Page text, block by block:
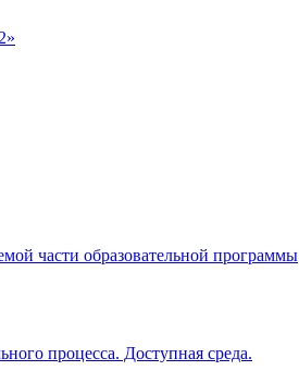
части образовательной программы
процесса. Доступная среда.